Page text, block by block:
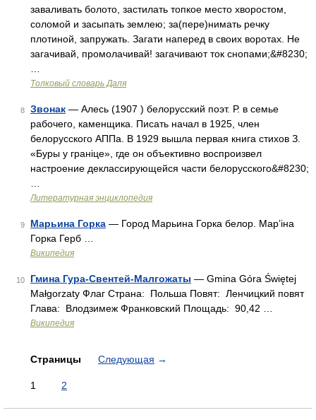
заваливать болото, застилать топкое место хворостом,
соломой и засыпать землею; за(пере)нимать речку
плотиной, запружать. Загати наперед в своих воротах. Не
загачивай, промолачивай! загачивают ток снопами;&#8230;
Толковый словарь Даля
8 Звонак — Алесь (1907 ) белорусский поэт. Р. в семье
рабочего, каменщика. Писать начал в 1925, член
белорусского АППа. В 1929 вышла первая книга стихов З.
«Буры у граніце», где он объективно воспроизвел
настроение деклассирующейся части белорусского&#8230;
Литературная энциклопедия
9 Марьина Горка — Город Марьина Горка белор. Мар’іна
Горка Герб …
Википедия
10 Гмина Гура-Свентей-Малгожаты — Gmina Góra Świętej
Małgorzaty Флаг Страна: Польша Повят: Ленчицкий повят
Глава: Влодзимеж Франковский Площадь: 90,42 …
Википедия
Страницы Следующая →
1 2